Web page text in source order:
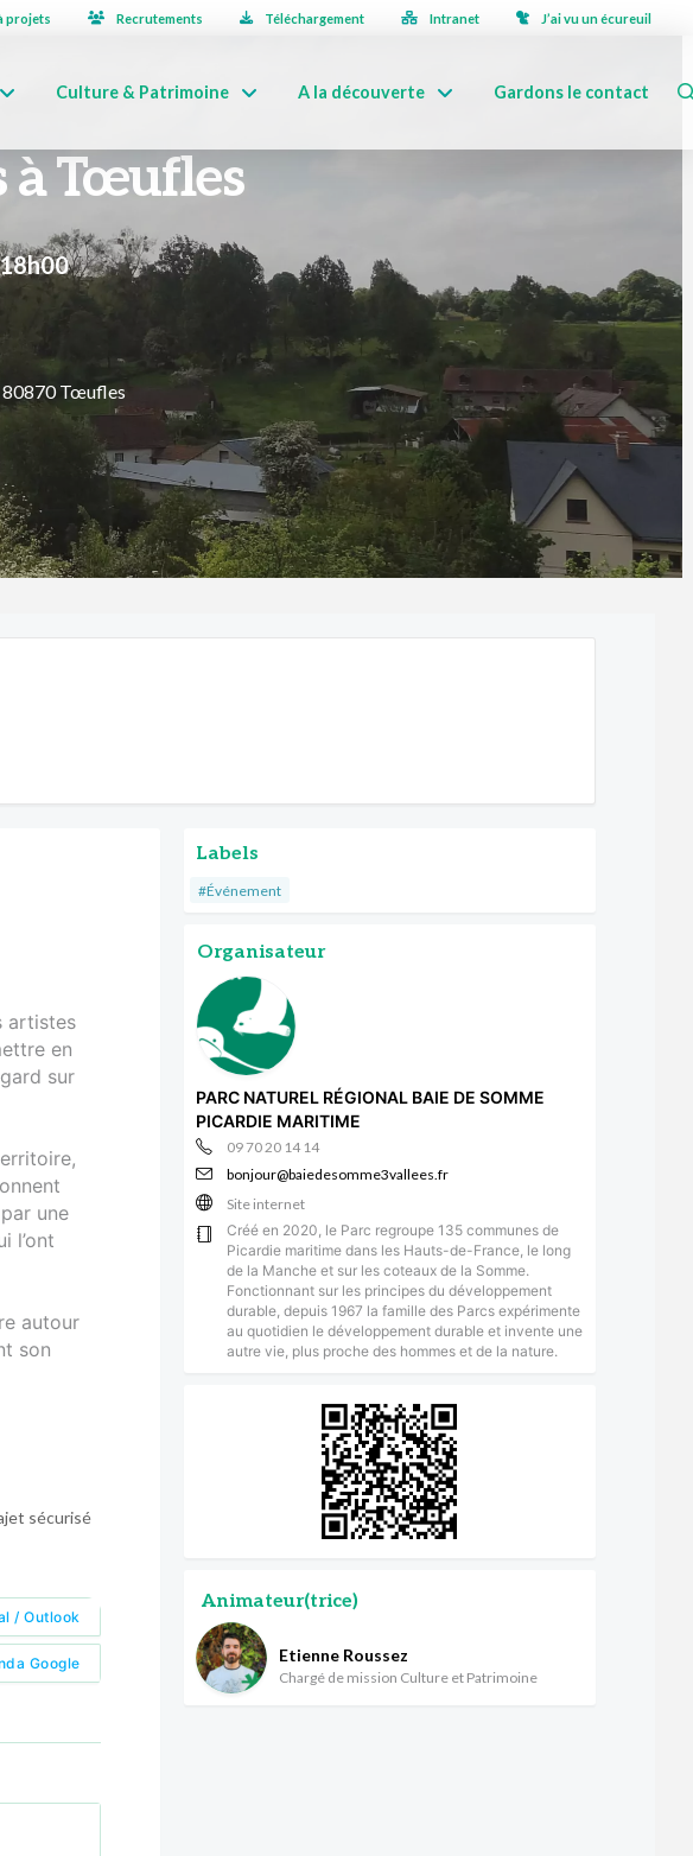
projets Recrutements Téléchargement Intranet J’ai vu un écureuil
Culture & Patrimoine A la découverte Gardons le contact
à Tœufles
80870 Tœufles
artistes
en
sur
une
l’ont
autour
son
sécurisé
Google
/ Outlook
Labels
#Événement
Organisateur
PARC NATUREL RÉGIONAL BAIE DE SOMME
PICARDIE MARITIME
09 70 20 14 14
bonjour@baiedesomme3vallees.fr
Site internet
Créé en 2020, le Parc regroupe 135 communes de
Picardie maritime dans les Hauts-de-France, le long
de la Manche et sur les coteaux de la Somme.
Fonctionnant sur les principes du développement
durable, depuis 1967 la famille des Parcs expérimente
au quotidien le développement durable et invente une
autre vie, plus proche des hommes et de la nature.
Animateur(trice)
Etienne Roussez
Chargé de mission Culture et Patrimoine